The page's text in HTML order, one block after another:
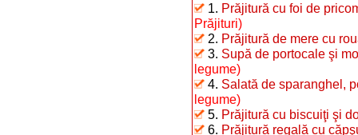
1. Prăjitură cu foi de
Prăjituri)
2. Prăjitură de mere cu
3. Supă de portocale şi
legume)
4. Salată de sparanghel,
legume)
5. Prăjitură cu biscuiţi şi
6. Prăjitură regală cu